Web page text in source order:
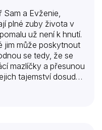
Sam a Evženie,
plné zuby života v
už není k hnutí.
jim může poskytnout
se tedy, že se
mazlíčky a přesunou
tajemství dosud
divokých zvířat
právě ve